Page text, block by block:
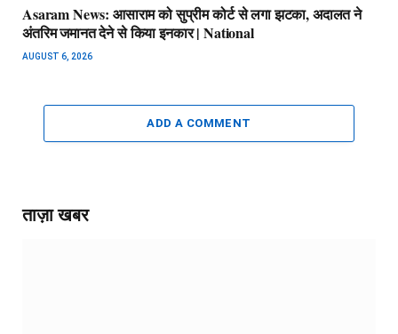
Asaram News: आसाराम को सुप्रीम कोर्ट से लगा झटका, अदालत ने
अंतरिम जमानत देने से किया इनकार | National
AUGUST 6, 2026
ADD A COMMENT
ताज़ा खबर